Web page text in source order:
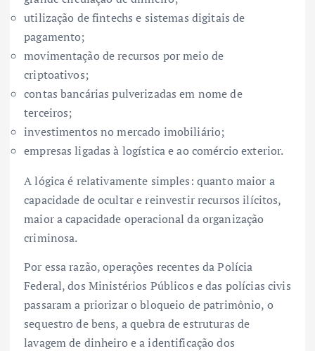
utilização de fintechs e sistemas digitais de
pagamento;
movimentação de recursos por meio de
criptoativos;
contas bancárias pulverizadas em nome de
terceiros;
investimentos no mercado imobiliário;
empresas ligadas à logística e ao comércio exterior.
A lógica é relativamente simples: quanto maior a
capacidade de ocultar e reinvestir recursos ilícitos,
maior a capacidade operacional da organização
criminosa.
Por essa razão, operações recentes da Polícia
Federal, dos Ministérios Públicos e das polícias civis
passaram a priorizar o bloqueio de patrimônio, o
sequestro de bens, a quebra de estruturas de
lavagem de dinheiro e a identificação dos